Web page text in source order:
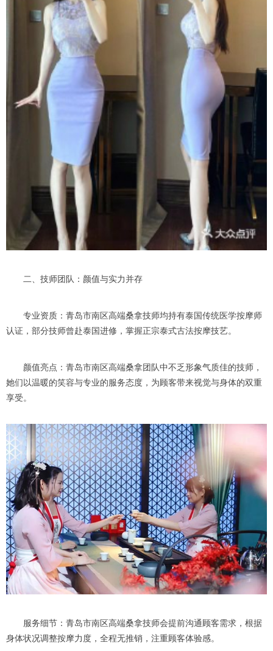
二、技师团队：颜值与实力并存
专业资质：青岛市南区高端桑拿技师均持有泰国传统医学按摩师
认证，部分技师曾赴泰国进修，掌握正宗泰式古法按摩技艺。
颜值亮点：青岛市南区高端桑拿团队中不乏形象气质佳的技师，
她们以温暖的笑容与专业的服务态度，为顾客带来视觉与身体的双重
享受。
服务细节：青岛市南区高端桑拿技师会提前沟通顾客需求，根据
身体状况调整按摩力度，全程无推销，注重顾客体验感。